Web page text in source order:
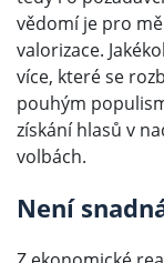
vědomí je pro
valorizace.
více, které se
pouhým
získání hlasů v
volbách.
Není